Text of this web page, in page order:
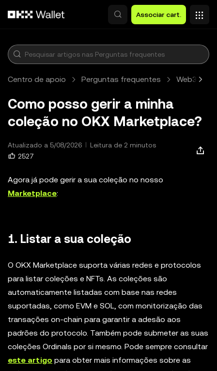
Associar cart.
Centro de apoio Perguntas frequentes Web3
Como posso gerir a minha
coleção no OKX Marketplace?
Atualizado a 5/08/2026
Leitura de 2 minutos
2527
Agora já pode gerir a sua coleção no nosso
Marketplace:
1. Listar a sua coleção
O OKX Marketplace suporta várias redes e protocolos
para listar coleções e NFTs. As coleções são
automaticamente listadas com base nas redes
suportadas, como EVM e SOL, com monitorização das
transações on-chain para garantir a adesão aos
padrões do protocolo. Também pode submeter as suas
coleções Ordinals por si mesmo. Pode sempre consultar
este artigo para obter mais informações sobre as